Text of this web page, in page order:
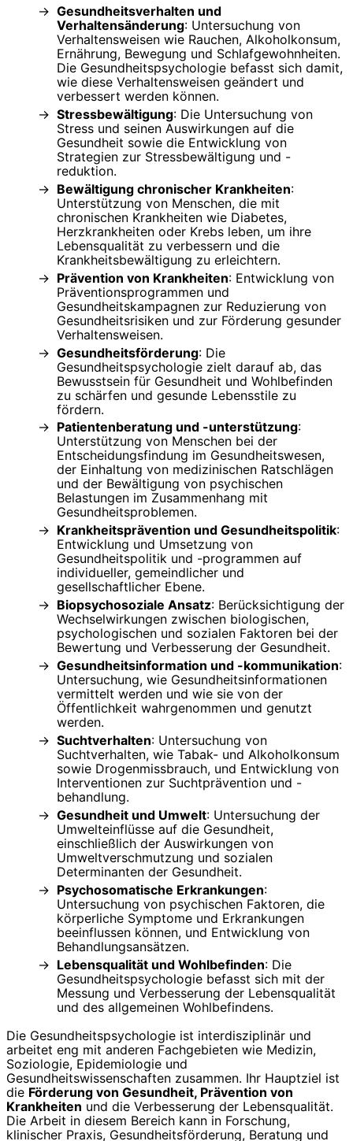
Gesundheitsverhalten und
Verhaltensänderung: Untersuchung von
Verhaltensweisen wie Rauchen, Alkoholkonsum,
Ernährung, Bewegung und Schlafgewohnheiten.
Die Gesundheitspsychologie befasst sich damit,
wie diese Verhaltensweisen geändert und
verbessert werden können.
Stressbewältigung: Die Untersuchung von
Stress und seinen Auswirkungen auf die
Gesundheit sowie die Entwicklung von
Strategien zur Stressbewältigung und -
reduktion.
Bewältigung chronischer Krankheiten:
Unterstützung von Menschen, die mit
chronischen Krankheiten wie Diabetes,
Herzkrankheiten oder Krebs leben, um ihre
Lebensqualität zu verbessern und die
Krankheitsbewältigung zu erleichtern.
Prävention von Krankheiten: Entwicklung von
Präventionsprogrammen und
Gesundheitskampagnen zur Reduzierung von
Gesundheitsrisiken und zur Förderung gesunder
Verhaltensweisen.
Gesundheitsförderung: Die
Gesundheitspsychologie zielt darauf ab, das
Bewusstsein für Gesundheit und Wohlbefinden
zu schärfen und gesunde Lebensstile zu
fördern.
Patientenberatung und -unterstützung:
Unterstützung von Menschen bei der
Entscheidungsfindung im Gesundheitswesen,
der Einhaltung von medizinischen Ratschlägen
und der Bewältigung von psychischen
Belastungen im Zusammenhang mit
Gesundheitsproblemen.
Krankheitsprävention und Gesundheitspolitik:
Entwicklung und Umsetzung von
Gesundheitspolitik und -programmen auf
individueller, gemeindlicher und
gesellschaftlicher Ebene.
Biopsychosoziale Ansatz: Berücksichtigung der
Wechselwirkungen zwischen biologischen,
psychologischen und sozialen Faktoren bei der
Bewertung und Verbesserung der Gesundheit.
Gesundheitsinformation und -kommunikation:
Untersuchung, wie Gesundheitsinformationen
vermittelt werden und wie sie von der
Öffentlichkeit wahrgenommen und genutzt
werden.
Suchtverhalten: Untersuchung von
Suchtverhalten, wie Tabak- und Alkoholkonsum
sowie Drogenmissbrauch, und Entwicklung von
Interventionen zur Suchtprävention und -
behandlung.
Gesundheit und Umwelt: Untersuchung der
Umwelteinflüsse auf die Gesundheit,
einschließlich der Auswirkungen von
Umweltverschmutzung und sozialen
Determinanten der Gesundheit.
Psychosomatische Erkrankungen:
Untersuchung von psychischen Faktoren, die
körperliche Symptome und Erkrankungen
beeinflussen können, und Entwicklung von
Behandlungsansätzen.
Lebensqualität und Wohlbefinden: Die
Gesundheitspsychologie befasst sich mit der
Messung und Verbesserung der Lebensqualität
und des allgemeinen Wohlbefindens.
Die Gesundheitspsychologie ist interdisziplinär und
arbeitet eng mit anderen Fachgebieten wie Medizin,
Soziologie, Epidemiologie und
Gesundheitswissenschaften zusammen. Ihr Hauptziel ist
die Förderung von Gesundheit, Prävention von
Krankheiten und die Verbesserung der Lebensqualität.
Die Arbeit in diesem Bereich kann in Forschung,
klinischer Praxis, Gesundheitsförderung, Beratung und